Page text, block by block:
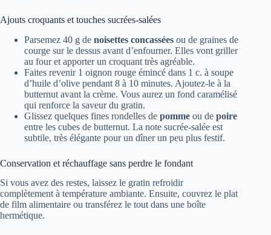
Ajouts croquants et touches sucrées-salées
Parsemez 40 g de noisettes concassées ou de graines de
courge sur le dessus avant d’enfourner. Elles vont griller
au four et apporter un croquant très agréable.
Faites revenir 1 oignon rouge émincé dans 1 c. à soupe
d’huile d’olive pendant 8 à 10 minutes. Ajoutez-le à la
butternut avant la crème. Vous aurez un fond caramélisé
qui renforce la saveur du gratin.
Glissez quelques fines rondelles de pomme ou de poire
entre les cubes de butternut. La note sucrée-salée est
subtile, très élégante pour un dîner un peu plus festif.
Conservation et réchauffage sans perdre le fondant
Si vous avez des restes, laissez le gratin refroidir
complètement à température ambiante. Ensuite, couvrez le plat
de film alimentaire ou transférez le tout dans une boîte
hermétique.